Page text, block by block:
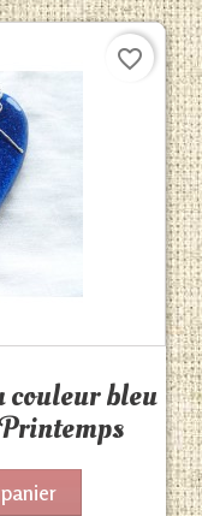
couleur bleu
favorite_border